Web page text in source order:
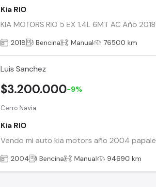
Kia RIO
KIA MOTORS RIO 5 EX 1.4L 6MT AC Año
2018 Bencina Manual 76500 km
Luis Sanchez
Cerro Navia
Kia RIO
Vendo mi auto kia motors año 2004
$3.200.000-9%
2004 Bencina Manual 94690 km